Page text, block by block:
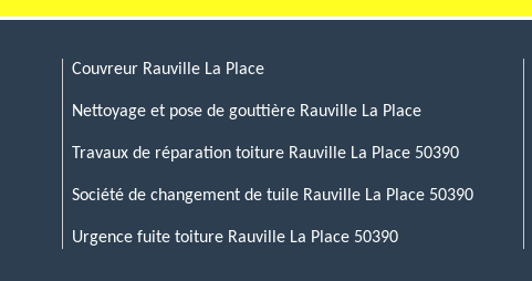
Couvreur Rauville La Place
Nettoyage et pose de gouttière Rauville La Place
Travaux de réparation toiture Rauville La Place 50390
Société de changement de tuile Rauville La Place 50390
Urgence fuite toiture Rauville La Place 50390